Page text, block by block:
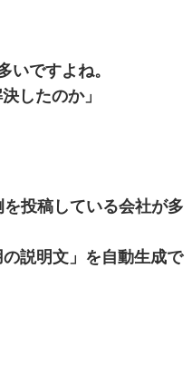
ですよね。
したのか」
投稿している会社が多
説明文」を自動生成で